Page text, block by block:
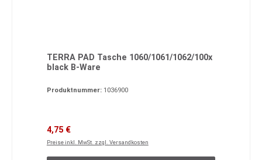
TERRA PAD Tasche 1060/1061/1062/100x
black B-Ware
Produktnummer: 1036900
Verkaufspreis:
4,75 €
Preise inkl. MwSt. zzgl. Versandkosten